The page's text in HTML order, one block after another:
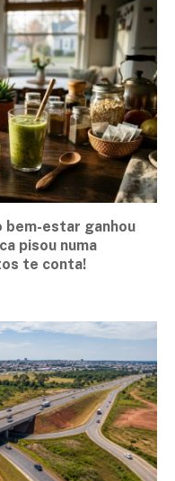
bem-estar ganhou
pisou numa
te conta!